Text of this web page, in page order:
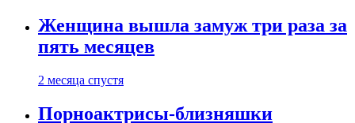
Женщина вышла замуж три раза за
пять месяцев
2 месяца спустя
Порноактрисы-близняшки